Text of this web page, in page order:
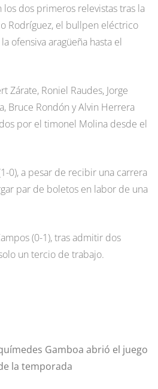
dos primeros relevistas tras la
Rodríguez, el bullpen eléctrico
ofensiva aragüeña hasta el
Zárate, Roniel Raudes, Jorge
Bruce Rondón y Alvin Herrera
por el timonel Molina desde el
0), a pesar de recibir una carrera
par de boletos en labor de una
(0-1), tras admitir dos
un tercio de trabajo.
Gamboa abrió el juego
la temporada